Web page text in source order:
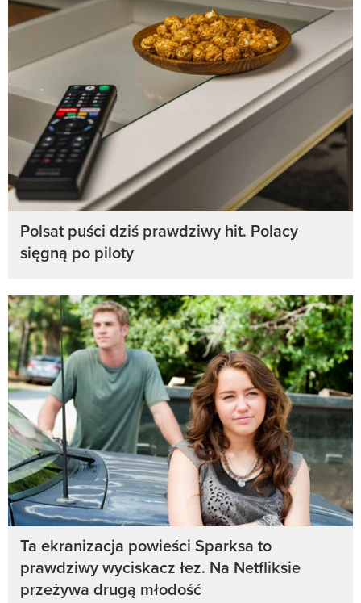
Polsat puści dziś prawdziwy hit. Polacy
sięgną po piloty
Ta ekranizacja powieści Sparksa to
prawdziwy wyciskacz łez. Na Netfliksie
przeżywa drugą młodość